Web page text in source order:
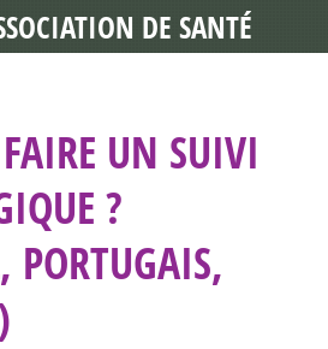
UN SUIVI
?
PORTUGAIS,
DE SANTÉ